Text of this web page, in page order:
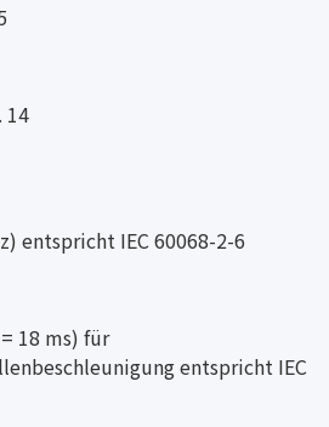
14
entspricht IEC 60068-2-6
18 ms) für
entspricht IEC